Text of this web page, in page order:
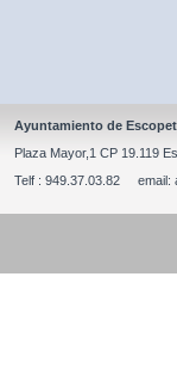
Ayuntamiento de
Plaza Mayor,1 CP 19.119
Telf : 949.37.03.82 email: